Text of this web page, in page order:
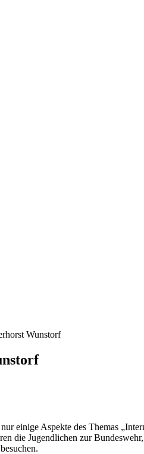
Wunstorf
einige Aspekte des Themas
die Jugendlichen zur